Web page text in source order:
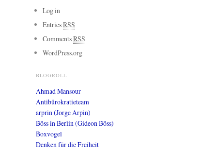
Log in
EntriesRSS
CommentsRSS
WordPress.org
BLOGROLL
Ahmad Mansour
Antibürokratieteam
arprin (Jorge Arpin)
Böss in Berlin (Gideon Böss)
Boxvogel
Denken für die Freiheit